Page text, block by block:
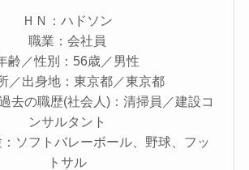
ＨＮ：ハドソン
職業：会社員
齢／性別：56歳／男性
／出身地：東京都／東京都
去の職歴(社会人)：清掃員／建設コ
ンサルタント
ソフトバレーボール、野球、フッ
トサル